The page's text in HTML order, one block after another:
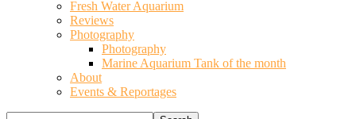
Fresh Water Aquarium
Reviews
Photography
Photography
Marine Aquarium Tank of the month
About
Events & Reportages